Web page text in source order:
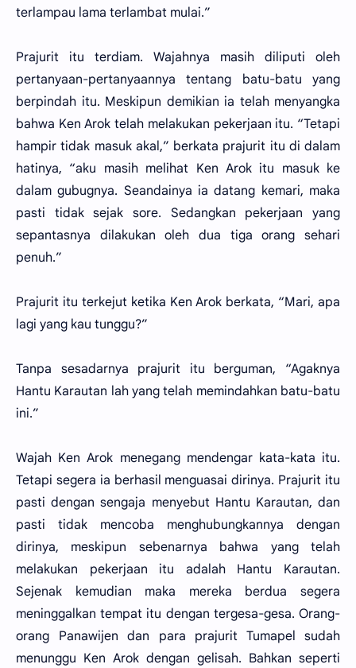
terlampau lama terlambat mulai.”
Prajurit itu terdiam. Wajahnya masih diliputi oleh
pertanyaan-pertanyaannya tentang batu-batu yang
berpindah itu. Meskipun demikian ia telah menyangka
bahwa Ken Arok telah melakukan pekerjaan itu. “Tetapi
hampir tidak masuk akal,” berkata prajurit itu di dalam
hatinya, “aku masih melihat Ken Arok itu masuk ke
dalam gubugnya. Seandainya ia datang kemari, maka
pasti tidak sejak sore. Sedangkan pekerjaan yang
sepantasnya dilakukan oleh dua tiga orang sehari
penuh.”
Prajurit itu terkejut ketika Ken Arok berkata, “Mari, apa
lagi yang kau tunggu?”
Tanpa sesadarnya prajurit itu berguman, “Agaknya
Hantu Karautan lah yang telah memindahkan batu-batu
ini.”
Wajah Ken Arok menegang mendengar kata-kata itu.
Tetapi segera ia berhasil menguasai dirinya. Prajurit itu
pasti dengan sengaja menyebut Hantu Karautan, dan
pasti tidak mencoba menghubungkannya dengan
dirinya, meskipun sebenarnya bahwa yang telah
melakukan pekerjaan itu adalah Hantu Karautan.
Sejenak kemudian maka mereka berdua segera
meninggalkan tempat itu dengan tergesa-gesa. Orang-
orang Panawijen dan para prajurit Tumapel sudah
menunggu Ken Arok dengan gelisah. Bahkan seperti